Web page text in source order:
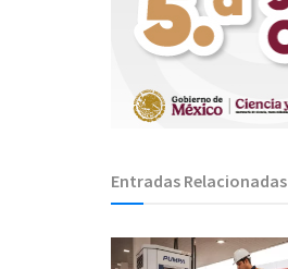
Entradas Relacionadas